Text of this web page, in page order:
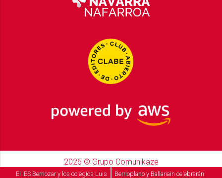
2026 © Grupo Comunikaze
Desarrollado por:OA Cloud
El IES Berriozar y los colegios Luis
Berrioplano y Ballariain celebrarán